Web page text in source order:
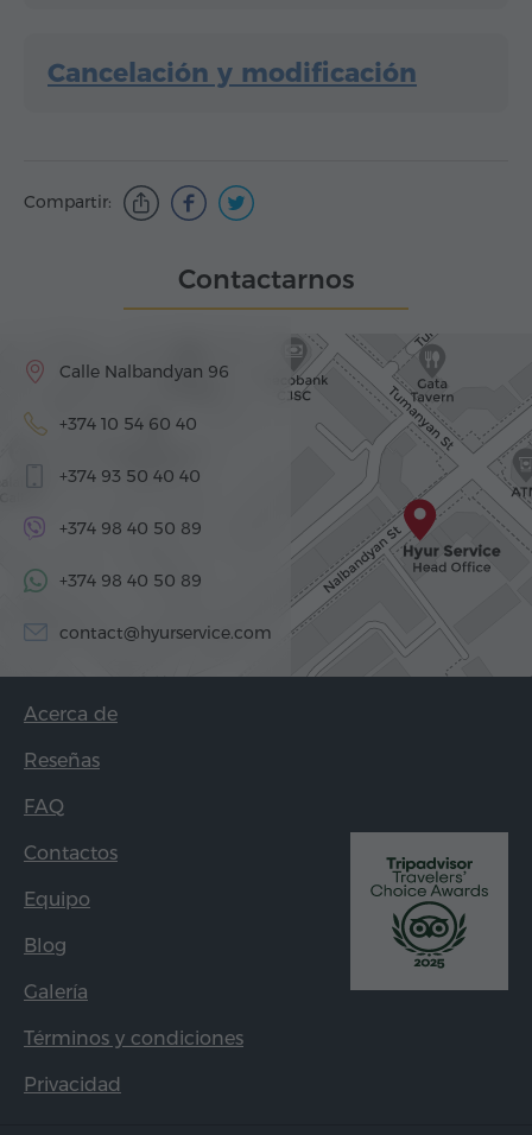
Cancelación y modificación
Compartir:
Contactarnos
Calle Nalbandyan 96
+374 10 54 60 40
+374 93 50 40 40
+374 98 40 50 89
+374 98 40 50 89
contact@hyurservice.com
Acerca de
Reseñas
FAQ
Contactos
Equipo
Blog
Galería
Términos y condiciones
Privacidad